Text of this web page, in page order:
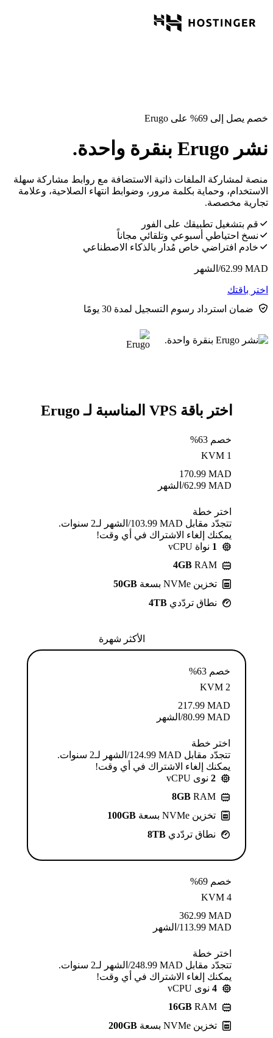
خصم يصل إلى 69% على Erugo
نشر Erugo بنقرة واحدة.
منصة لمشاركة الملفات ذاتية الاستضافة مع روابط مشاركة سهلة
الاستخدام، وحماية بكلمة مرور، وضوابط انتهاء الصلاحية، وعلامة
تجارية مخصصة.
قم بتشغيل تطبيقك على الفور
نسخ احتياطي أسبوعي وتلقائي مجاناً
خادم افتراضي خاص مُدار بالذكاء الاصطناعي
MAD
62.99/الشهر
اختر باقتك
ضمان استرداد رسوم التسجيل لمدة 30 يومًا
اختر باقة VPS المناسبة لـ Erugo
خصم 63%
KVM 1
MAD
170.99
MAD
62.99/الشهر
اختر خطة
تتجدّد مقابل MAD ⁦103.99⁩/الشهر لـ2 سنوات.
يمكنك إلغاء الاشتراك في أي وقت!
1 نواة vCPU
4GB RAM
تخزين NVMe بسعة
50GB
نطاق تردّدي 4TB
الأكثر شهرة
خصم 63%
KVM 2
MAD
217.99
MAD
80.99/الشهر
اختر خطة
تتجدّد مقابل MAD ⁦124.99⁩/الشهر لـ2 سنوات.
يمكنك إلغاء الاشتراك في أي وقت!
2 نوى vCPU
8GB RAM
تخزين NVMe بسعة
100GB
نطاق تردّدي 8TB
خصم 69%
KVM 4
MAD
362.99
MAD
113.99/الشهر
اختر خطة
تتجدّد مقابل MAD ⁦248.99⁩/الشهر لـ2 سنوات.
يمكنك إلغاء الاشتراك في أي وقت!
4 نوى vCPU
16GB RAM
تخزين NVMe بسعة
200GB